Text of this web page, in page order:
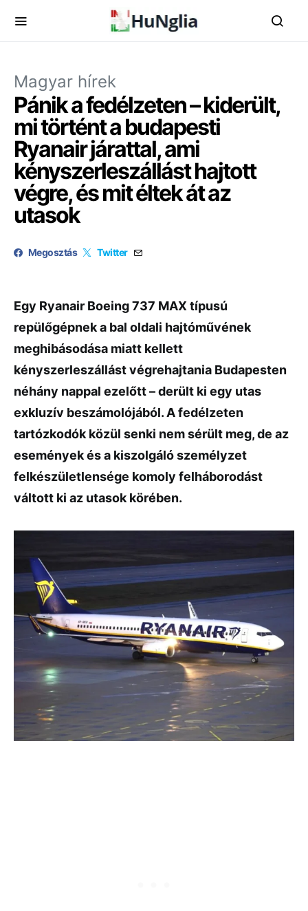
Magyar hírek
Pánik a fedélzeten – kiderült,
mi történt a budapesti
Ryanair járattal, ami
kényszerleszállást hajtott
végre, és mit éltek át az
utasok
Megosztás Twitter
Egy Ryanair Boeing 737 MAX típusú
repülőgépnek a bal oldali hajtóművének
meghibásodása miatt kellett
kényszerleszállást végrehajtania Budapesten
néhány nappal ezelőtt – derült ki egy utas
exkluzív beszámolójából. A fedélzeten
tartózkodók közül senki nem sérült meg, de az
események és a kiszolgáló személyzet
felkészületlensége komoly felháborodást
váltott ki az utasok körében.